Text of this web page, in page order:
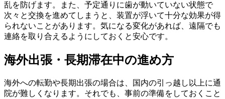
乱を防げます。また、予定通りに歯が動いていない状態で
次々と交換を進めてしまうと、装置が浮いて十分な効果が得
られないことがあります。気になる変化があれば、遠隔でも
連絡を取り合えるようにしておくと安心です。
海外出張・長期滞在中の進め方
海外への転勤や長期出張の場合は、国内の引っ越し以上に通
院が難しくなります。それでも、事前の準備をしておくこと